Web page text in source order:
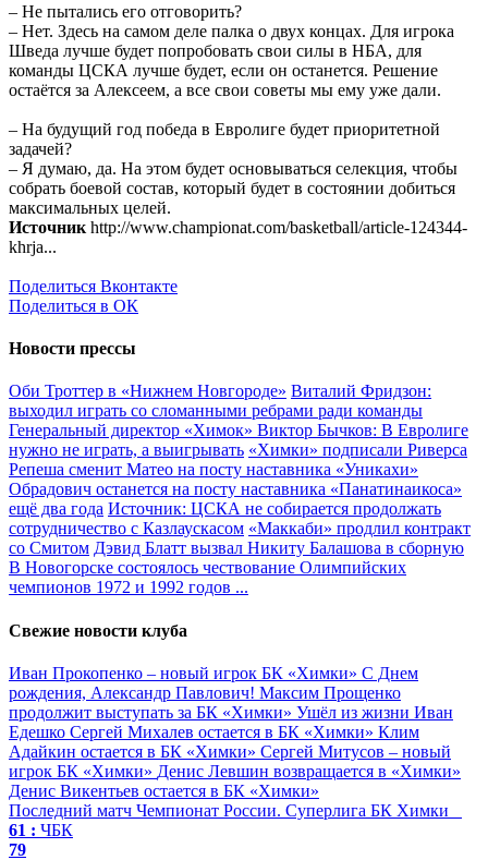
– Не пытались его отговорить?
– Нет. Здесь на самом деле палка о двух концах. Для игрока
Шведа лучше будет попробовать свои силы в НБА, для
команды ЦСКА лучше будет, если он останется. Решение
остаётся за Алексеем, а все свои советы мы ему уже дали.
– На будущий год победа в Евролиге будет приоритетной
задачей?
– Я думаю, да. На этом будет основываться селекция, чтобы
собрать боевой состав, который будет в состоянии добиться
максимальных целей.
Источник http://www.championat.com/basketball/article-124344-
khrja...
Поделиться Вконтакте
Поделиться в ОК
Новости прессы
Оби Троттер в «Нижнем Новгороде» Виталий Фридзон:
выходил играть со сломанными ребрами ради команды
Генеральный директор «Химок» Виктор Бычков: В Евролиге
нужно не играть, а выигрывать «Химки» подписали Риверса
Репеша сменит Матео на посту наставника «Уникахи»
Обрадович останется на посту наставника «Панатинаикоса»
ещё два года Источник: ЦСКА не собирается продолжать
сотрудничество с Казлаускасом «Маккаби» продлил контракт
со Смитом Дэвид Блатт вызвал Никиту Балашова в сборную
В Новогорске состоялось чествование Олимпийских
чемпионов 1972 и 1992 годов ...
Свежие новости клуба
Иван Прокопенко – новый игрок БК «Химки» С Днем
рождения, Александр Павлович! Максим Прощенко
продолжит выступать за БК «Химки» Ушёл из жизни Иван
Едешко Сергей Михалев остается в БК «Химки» Клим
Адайкин остается в БК «Химки» Сергей Митусов – новый
игрок БК «Химки» Денис Левшин возвращается в «Химки»
Денис Викентьев остается в БК «Химки»
Последний матч Чемпионат России. Суперлига БК Химки
61 : ЧБК
79